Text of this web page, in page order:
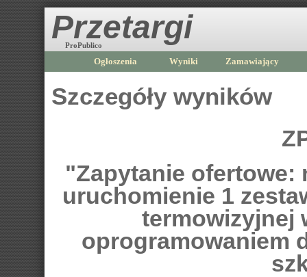
Przetargi
ProPublico
Ogłoszenia Wyniki Zamawiający
Szczegóły wyników
"Zapytanie ofertowe:
uruchomienie 1
termowizyjnej
oprogramowaniem